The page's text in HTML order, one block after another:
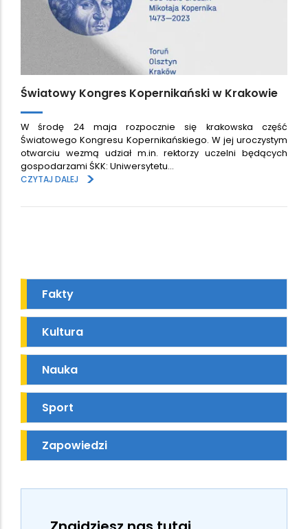
Światowy Kongres Kopernikański w Krakowie
W środę 24 maja rozpocznie się krakowska część
Światowego Kongresu Kopernikańskiego. W jej uroczystym
otwarciu wezmą udział m.in. rektorzy uczelni będących
gospodarzami ŚKK: Uniwersytetu…
CZYTAJ DALEJ
>
Fakty
Kultura
Nauka
Sport
Zapowiedzi